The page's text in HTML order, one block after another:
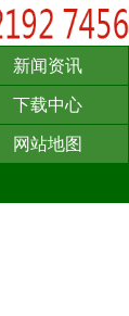
新闻资讯
下载中心
网站地图